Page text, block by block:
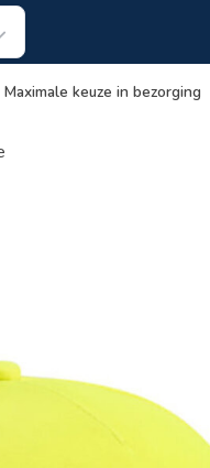
Maximale keuze in bezorging